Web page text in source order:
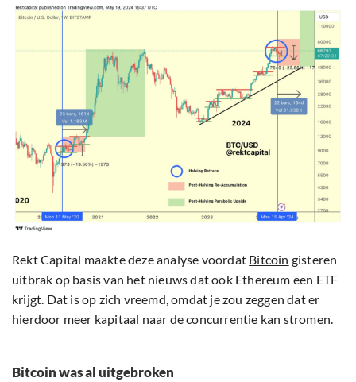
Rekt Capital maakte deze analyse voordat Bitcoin gisteren
uitbrak op basis van het nieuws dat ook Ethereum een ETF
krijgt. Dat is op zich vreemd, omdat je zou zeggen dat er
hierdoor meer kapitaal naar de concurrentie kan stromen.
Bitcoin was al uitgebroken